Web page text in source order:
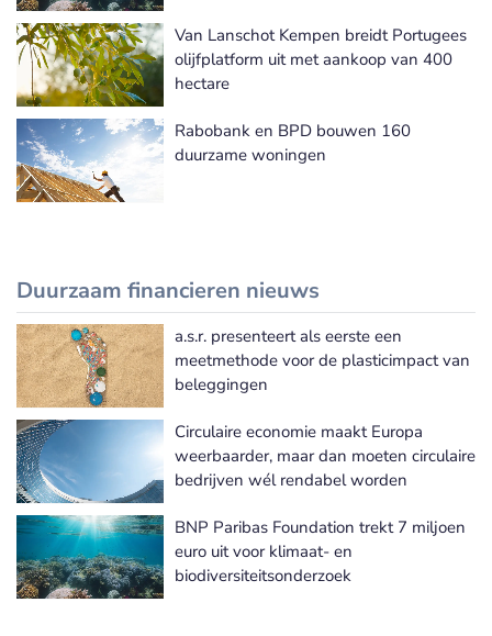
Van Lanschot Kempen breidt Portugees
olijfplatform uit met aankoop van 400
hectare
Rabobank en BPD bouwen 160
duurzame woningen
Duurzaam financieren nieuws
Meer Duurzaam financieren nieuws
a.s.r. presenteert als eerste een
meetmethode voor de plasticimpact van
beleggingen
Circulaire economie maakt Europa
weerbaarder, maar dan moeten circulaire
bedrijven wél rendabel worden
BNP Paribas Foundation trekt 7 miljoen
euro uit voor klimaat- en
biodiversiteitsonderzoek